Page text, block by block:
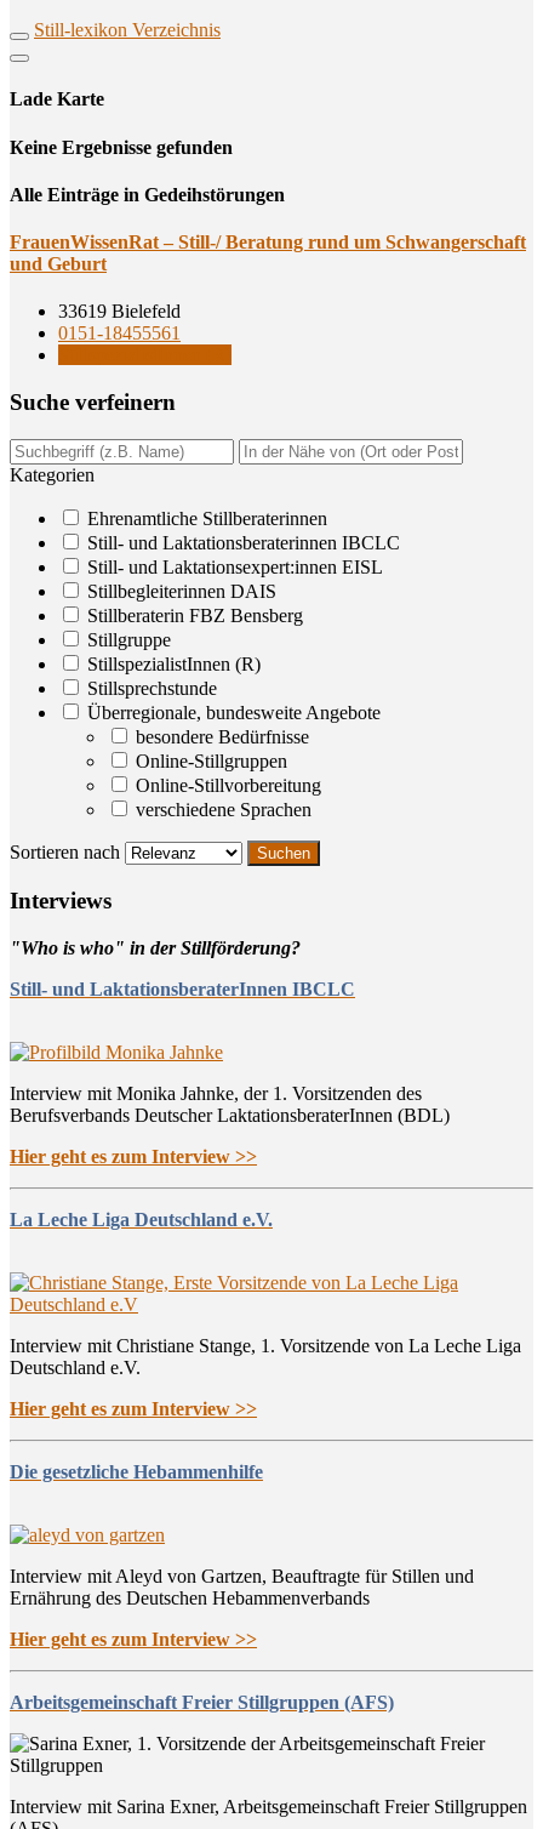
Still-lexikon Verzeichnis
Lade Karte
Кeine Ergebnisse gefunden
Alle Einträge in Gedeihstörungen
Frau­en­Wis­sen­Rat – Still-/ Bera­tung rund um Schwan­ger­schaft
und Geburt
33619 Bielefeld
0151-18455561
Suche ver­fei­nern
Kategorien
Ehrenamtliche Stillberaterinnen
Still- und Laktationsberaterinnen IBCLC
Still- und Laktationsexpert:innen EISL
Stillbegleiterinnen DAIS
Stillberaterin FBZ Bensberg
Stillgruppe
StillspezialistInnen (R)
Stillsprechstunde
Überregionale, bundesweite Angebote
besondere Bedürfnisse
Online-Stillgruppen
Online-Stillvorbereitung
verschiedene Sprachen
Sortieren nach
Inter­views
"Who is who" in der Stillförderung?
Still- und LaktationsberaterInnen IBCLC
Interview mit Monika Jahnke, der 1. Vorsitzenden des
Berufsverbands Deutscher LaktationsberaterInnen (BDL)
Hier geht es zum Interview >>
La Leche Liga Deutschland e.V.
Interview mit Christiane Stange, 1. Vorsitzende von La Leche Liga
Deutschland e.V.
Hier geht es zum Interview >>
Die gesetzliche Hebammenhilfe
Interview mit Aleyd von Gartzen, Beauftragte für Stillen und
Ernährung des Deutschen Hebammenverbands
Hier geht es zum Interview >>
Arbeitsgemeinschaft Freier Stillgruppen (AFS)
Interview mit Sarina Exner, Arbeitsgemeinschaft Freier Stillgruppen